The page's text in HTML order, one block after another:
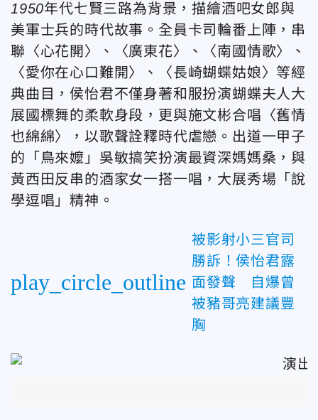
1950年代七賢三路為背景，描繪酒吧女郎與
美軍士兵的時代故事。全員卡司輪番上陣，串
聯〈心花開〉、〈廣東花〉、〈南國情歌〉、
〈愛你在心口難開〉、〈長崎蝴蝶姑娘〉等經
典曲目，侯怡君不僅身著和服扮演蝴蝶夫人大
展國標舞的柔軟身段，更與施文彬合唱〈舊情
也綿綿〉，以歌聲詮釋時代虐戀。出道一甲子
的「鳥來嬤」吳敏搞笑扮演最資深媽媽桑，與
黃西田反串的酒家女一搭一唱，大展秀場「說
學逗唱」精神。
play_circle_outline
被影射小三官司
勝訴！侯怡君露
面發聲 自爆曾
被豬哥亮建議豐
胸